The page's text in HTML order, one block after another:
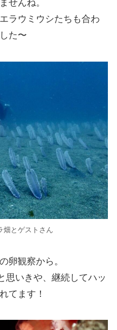
せんね。
ラウミウシたちも合わ
た〜
畑とゲストさん
卵観察から。
思いきや、継続してハッ
てます！